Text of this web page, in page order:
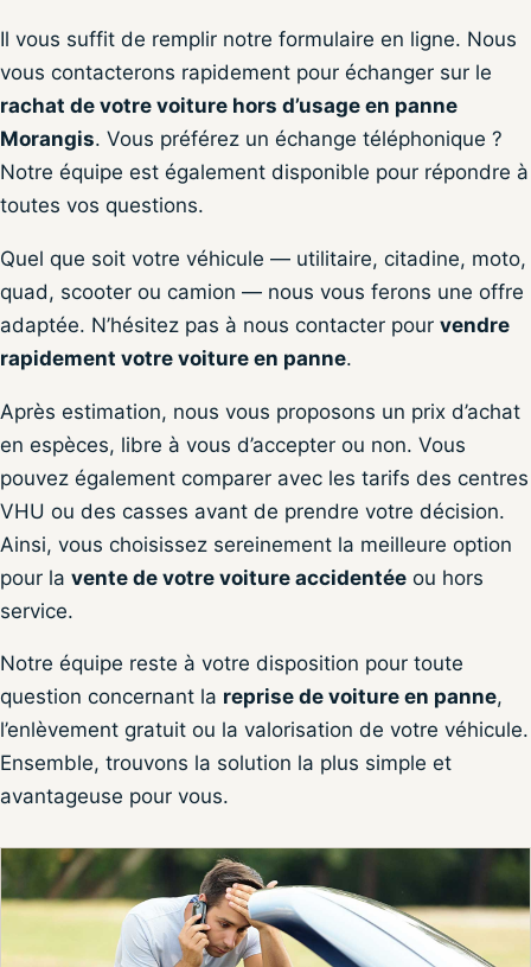
Il vous suffit de remplir notre formulaire en ligne. Nous
vous contacterons rapidement pour échanger sur le
rachat de votre voiture hors d’usage en panne
Morangis. Vous préférez un échange téléphonique ?
Notre équipe est également disponible pour répondre à
toutes vos questions.
Quel que soit votre véhicule — utilitaire, citadine, moto,
quad, scooter ou camion — nous vous ferons une offre
adaptée. N’hésitez pas à nous contacter pour vendre
rapidement votre voiture en panne.
Après estimation, nous vous proposons un prix d’achat
en espèces, libre à vous d’accepter ou non. Vous
pouvez également comparer avec les tarifs des centres
VHU ou des casses avant de prendre votre décision.
Ainsi, vous choisissez sereinement la meilleure option
pour la vente de votre voiture accidentée ou hors
service.
Notre équipe reste à votre disposition pour toute
question concernant la reprise de voiture en panne,
l’enlèvement gratuit ou la valorisation de votre véhicule.
Ensemble, trouvons la solution la plus simple et
avantageuse pour vous.